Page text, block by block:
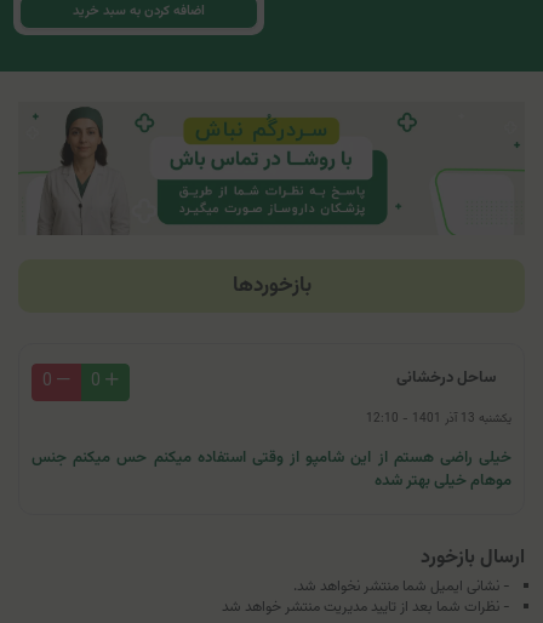
اضافه کردن به سبد خرید
بازخوردها
ساحل درخشانی 0
0
یکشنبه 13 آذر 1401 - 12:10
خیلی راضی هستم از این شامپو از وقتی استفاده میکنم حس میکنم جنس
موهام خیلی بهتر شده
ارسال بازخورد
- نشانی ایمیل شما منتشر نخواهد شد.
- نظرات شما بعد از تایید مدیریت منتشر خواهد شد